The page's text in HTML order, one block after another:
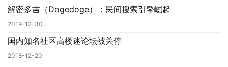
i
n
1
0
解密多吉（Dogedoge）：民间搜索引擎崛起
2019-12-30
国内知名社区高楼迷论坛被关停
2018-12-20